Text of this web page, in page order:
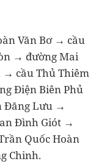
Văn Bơ → cầu
→ đường Mai
→ cầu Thủ Thiêm
Điện Biên Phủ
Đăng Lưu →
Đình Giót →
Quốc Hoàn
Chinh.